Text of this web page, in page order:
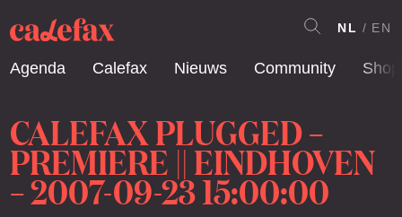
Agenda Calefax Nieuws Community Shop
NL EN
CALEFAX PLUGGED –
PREMIERE || EINDHOVEN
– 2007-09-23 15:00:00